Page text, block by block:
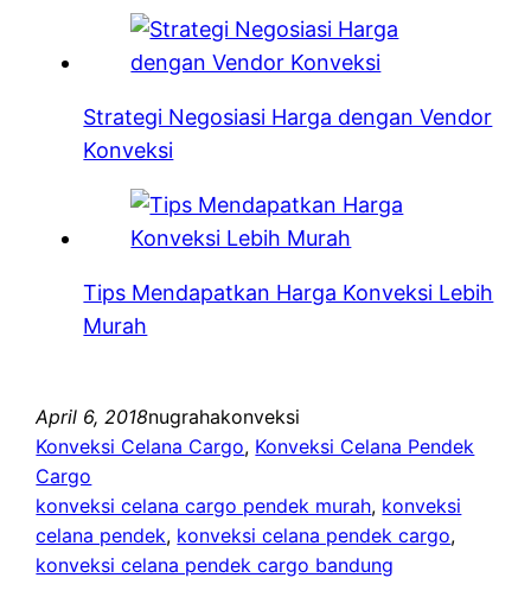
Strategi Negosiasi Harga dengan Vendor
Konveksi
Tips Mendapatkan Harga Konveksi Lebih
Murah
April 6, 2018nugrahakonveksi
Konveksi Celana Cargo, Konveksi Celana Pendek
Cargo
konveksi celana cargo pendek murah, konveksi
celana pendek, konveksi celana pendek cargo
konveksi celana pendek cargo bandung